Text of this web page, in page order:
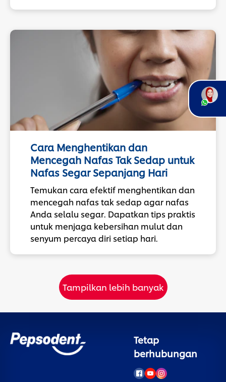
Cara Menghentikan dan
Mencegah Nafas Tak Sedap untuk
Nafas Segar Sepanjang Hari
Temukan cara efektif menghentikan dan
mencegah nafas tak sedap agar nafas
Anda selalu segar. Dapatkan tips praktis
untuk menjaga kebersihan mulut dan
senyum percaya diri setiap hari.
Tampilkan lebih banyak
Tetap
berhubungan